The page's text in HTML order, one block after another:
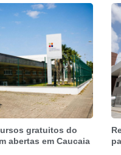
gratuitos do
abertas em Caucaia